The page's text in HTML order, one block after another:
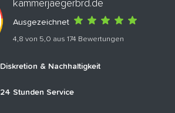
kammerjaegerbrd.de
Ausgezeichnet
4,8 von 5,0 aus 174 Bewertungen
Diskretion & Nachhaltigkeit
24 Stunden Service